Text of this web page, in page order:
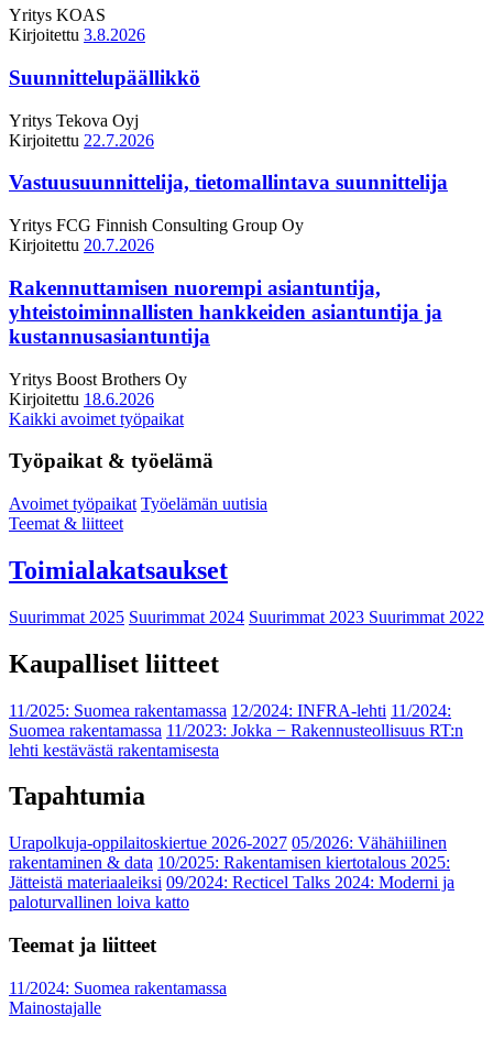
Yritys KOAS
Kirjoitettu 3.8.2026
Suunnittelupäällikkö
Yritys Tekova Oyj
Kirjoitettu 22.7.2026
Vastuusuunnittelija, tietomallintava suunnittelija
Yritys FCG Finnish Consulting Group Oy
Kirjoitettu 20.7.2026
Rakennuttamisen nuorempi asiantuntija,
yhteistoiminnallisten hankkeiden asiantuntija ja
kustannusasiantuntija
Yritys Boost Brothers Oy
Kirjoitettu 18.6.2026
Kaikki avoimet työpaikat
Työpaikat & työelämä
Avoimet työpaikat Työelämän uutisia
Teemat & liitteet
Toimialakatsaukset
Suurimmat 2025 Suurimmat 2024 Suurimmat 2023 Suurimmat 2022
Kaupalliset liitteet
11/2025: Suomea rakentamassa 12/2024: INFRA-lehti 11/2024:
Suomea rakentamassa 11/2023: Jokka − Rakennusteollisuus RT:n
lehti kestävästä rakentamisesta
Tapahtumia
Urapolkuja-oppilaitoskiertue 2026-2027 05/2026: Vähähiilinen
rakentaminen & data 10/2025: Rakentamisen kiertotalous 2025:
Jätteistä materiaaleiksi 09/2024: Recticel Talks 2024: Moderni ja
paloturvallinen loiva katto
Teemat ja liitteet
11/2024: Suomea rakentamassa
Mainostajalle